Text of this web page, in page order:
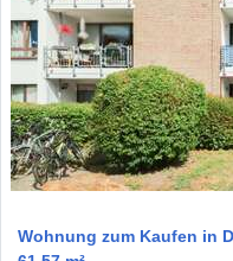
Wohnung zum Kaufen in